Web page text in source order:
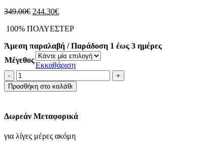
349.00€ Original
was:
244.30€Η
τιμή
244.30€.
100% ΠΟΛΥΕΣΤΕΡ
Άμεση παραλαβή / Παράδοση 1 έως 3 ημέρες
Μέγεθος
Εκκαθάριση
ΤΖΑΚΕΤ-
ΣΚΟΥΡΟ
ΠΡΑΣΙΝΟ
Προσθήκη στο καλάθι
Δωρεάν Μεταφορικά
για λίγες μέρες ακόμη